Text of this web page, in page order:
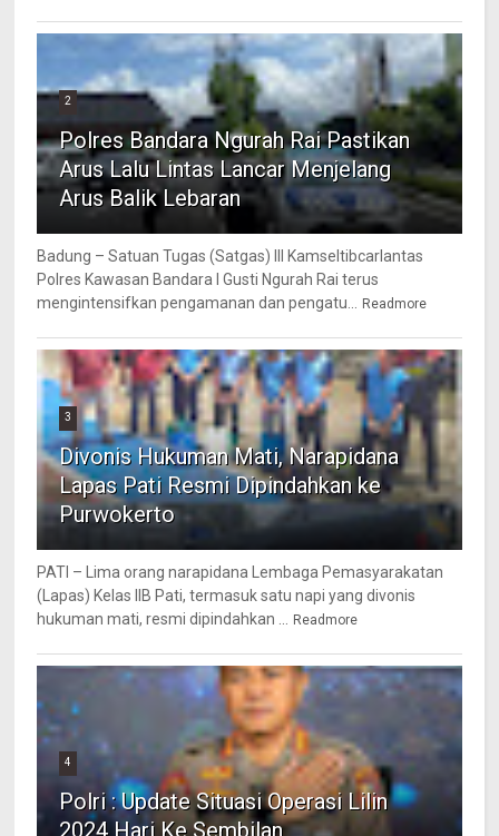
2
Polres Bandara Ngurah Rai Pastikan
Arus Lalu Lintas Lancar Menjelang
Arus Balik Lebaran
Badung – Satuan Tugas (Satgas) III Kamseltibcarlantas
Polres Kawasan Bandara I Gusti Ngurah Rai terus
mengintensifkan pengamanan dan pengatu...
Readmore
3
Divonis Hukuman Mati, Narapidana
Lapas Pati Resmi Dipindahkan ke
Purwokerto
PATI – Lima orang narapidana Lembaga Pemasyarakatan
(Lapas) Kelas IIB Pati, termasuk satu napi yang divonis
hukuman mati, resmi dipindahkan ...
Readmore
4
Polri : Update Situasi Operasi Lilin
2024 Hari Ke Sembilan